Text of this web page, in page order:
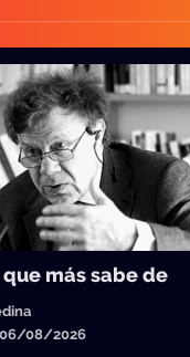
más sabe de
08/2026